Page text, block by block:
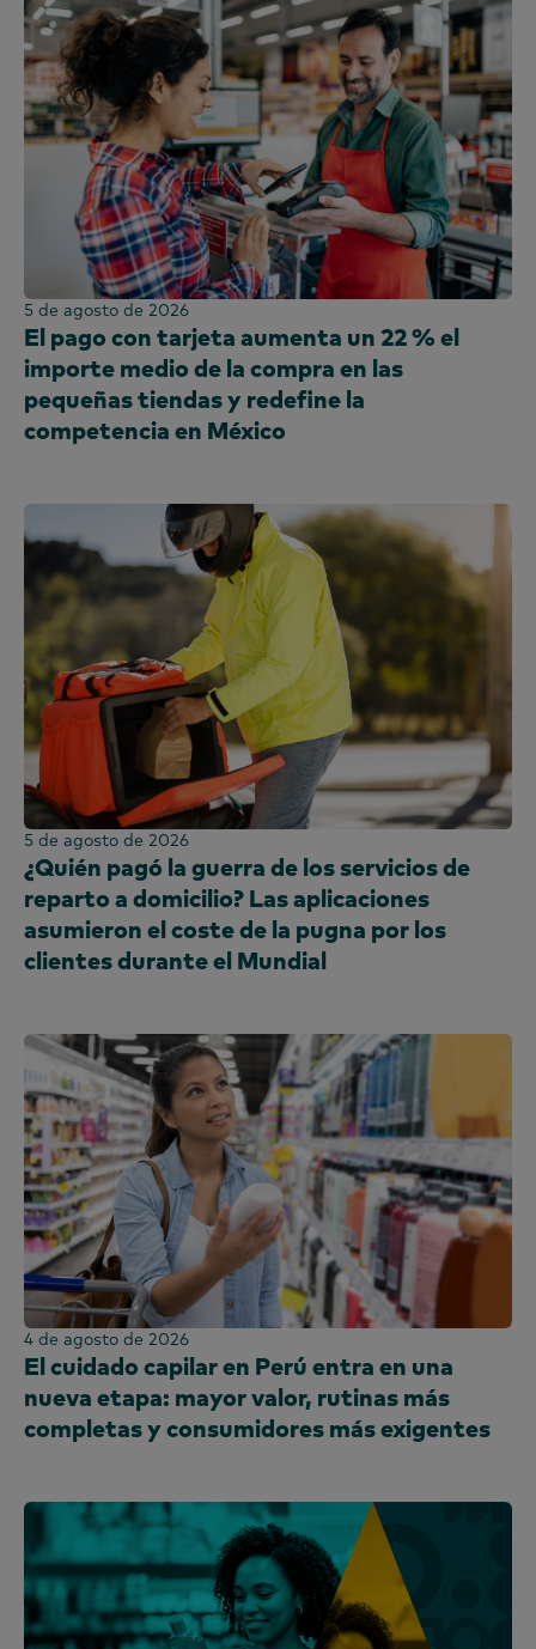
América del Norte
Bolivia
Brasil
América Central
Chile
Colombia
República Dominicana
Ecuador
Egipto
Etiopía
Francia
Ghana
Global
India
Irlanda
Kenia
Corea
China continental (CN)
China continental (EN)
Malasia
México
Marruecos
Nigeria
Perú
Filipinas
Portugal
Arabia Saudí
España
Sri Lanka
Taiwán
Tailandia
Uganda
Reino Unido e Irlanda
Emiratos Árabes Unidos
Reino Unido
Estados Unidos
Vietnam
Francés
coreano
Portugués
Español
Panel de moda
Panel de publicidad exterior
Panel de gasolina
Panel de compra
Afiliado
Tecnología y entretenimiento
Panel de uso
Análisis del comportamiento
Eficacia comercial
Encuesta de PanelVoice
Segmentación
5 de agosto de 2026
El pago con tarjeta aumenta un 22 % el
importe medio de la compra en las
pequeñas tiendas y redefine la
competencia en México
5 de agosto de 2026
¿Quién pagó la guerra de los servicios de
reparto a domicilio? Las aplicaciones
asumieron el coste de la pugna por los
clientes durante el Mundial
4 de agosto de 2026
El cuidado capilar en Perú entra en una
nueva etapa: mayor valor, rutinas más
completas y consumidores más exigentes